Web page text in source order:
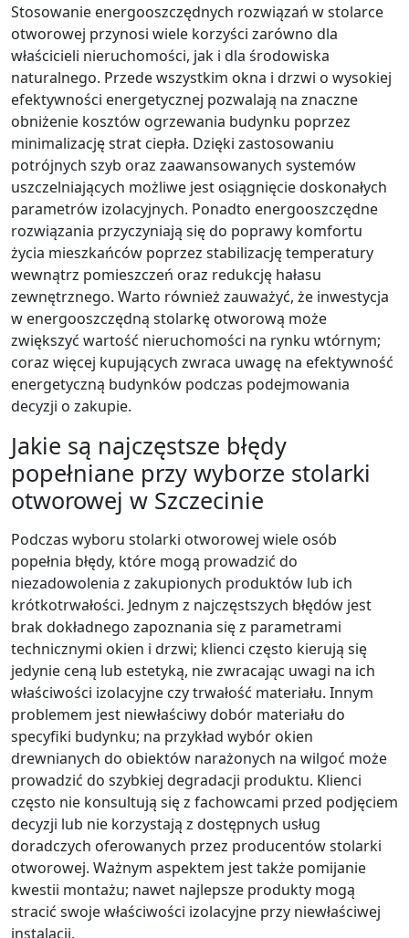
Stosowanie energooszczędnych rozwiązań w stolarce
otworowej przynosi wiele korzyści zarówno dla
właścicieli nieruchomości, jak i dla środowiska
naturalnego. Przede wszystkim okna i drzwi o wysokiej
efektywności energetycznej pozwalają na znaczne
obniżenie kosztów ogrzewania budynku poprzez
minimalizację strat ciepła. Dzięki zastosowaniu
potrójnych szyb oraz zaawansowanych systemów
uszczelniających możliwe jest osiągnięcie doskonałych
parametrów izolacyjnych. Ponadto energooszczędne
rozwiązania przyczyniają się do poprawy komfortu
życia mieszkańców poprzez stabilizację temperatury
wewnątrz pomieszczeń oraz redukcję hałasu
zewnętrznego. Warto również zauważyć, że inwestycja
w energooszczędną stolarkę otworową może
zwiększyć wartość nieruchomości na rynku wtórnym;
coraz więcej kupujących zwraca uwagę na efektywność
energetyczną budynków podczas podejmowania
decyzji o zakupie.
Jakie są najczęstsze błędy
popełniane przy wyborze stolarki
otworowej w Szczecinie
Podczas wyboru stolarki otworowej wiele osób
popełnia błędy, które mogą prowadzić do
niezadowolenia z zakupionych produktów lub ich
krótkotrwałości. Jednym z najczęstszych błędów jest
brak dokładnego zapoznania się z parametrami
technicznymi okien i drzwi; klienci często kierują się
jedynie ceną lub estetyką, nie zwracając uwagi na ich
właściwości izolacyjne czy trwałość materiału. Innym
problemem jest niewłaściwy dobór materiału do
specyfiki budynku; na przykład wybór okien
drewnianych do obiektów narażonych na wilgoć może
prowadzić do szybkiej degradacji produktu. Klienci
często nie konsultują się z fachowcami przed podjęciem
decyzji lub nie korzystają z dostępnych usług
doradczych oferowanych przez producentów stolarki
otworowej. Ważnym aspektem jest także pomijanie
kwestii montażu; nawet najlepsze produkty mogą
stracić swoje właściwości izolacyjne przy niewłaściwej
instalacji.